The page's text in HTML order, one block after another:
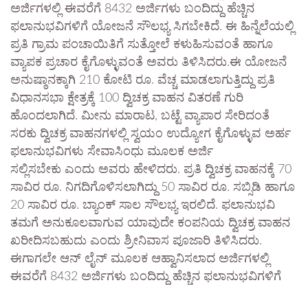
ಅರ್ಜಿಗಳಲ್ಲಿ ಈವರೆಗೆ 8432 ಅರ್ಜಿಗಳು ಬಂದಿದ್ದು ಹೆಚ್ಚಿನ
ಫಲಾನುಭವಿಗಳಿಗೆ ಯೋಜನೆ ಸೌಲಭ್ಯ ಸಿಗಬೇಕಿದೆ. ಈ ಹಿನ್ನೆಲೆಯಲ್ಲಿ
ಪ್ರತಿ ಗ್ರಾಮ ಪಂಚಾಯಿತಿಗೆ ಸುತ್ತೋಲೆ ಕಳುಹಿಸುವಂತೆ ಹಾಗೂ
ವ್ಯಾಪಕ ಪ್ರಚಾರ ಕೈಗೊಳ್ಳುವಂತೆ ಅವರು ತಿಳಿಸಿದರು.ಈ ಯೋಜನೆ
ಅನುಷ್ಠಾನಕ್ಕಾಗಿ 210 ಕೋಟಿ ರೂ. ವೆಚ್ಚ ಮಾಡಲಾಗುತ್ತಿದ್ದು ಪ್ರತಿ
ವಿಧಾನಸಭಾ ಕ್ಷೇತ್ರಕ್ಕೆ 100 ದ್ವಿಚಕ್ರ ವಾಹನ ವಿತರಣೆ ಗುರಿ
ಹೊಂದಲಾಗಿದೆ. ಮೀನು ಮಾರಾಟ, ಬಟ್ಟೆ ವ್ಯಾಪಾರ ಸೇರಿದಂತೆ
ಸರಕು ದ್ವಿಚಕ್ರ ವಾಹನಗಳಲ್ಲಿ ಸ್ವಯಂ ಉದ್ಯೋಗ ಕೈಗೊಳ್ಳುವ ಅರ್ಹ
ಫಲಾನುಭವಿಗಳು ಸೇವಾಸಿಂಧು ಮೂಲಕ ಅರ್ಜಿ
ಸಲ್ಲಿಸಬೇಕು ಎಂದು ಅವರು ಹೇಳಿದರು. ಪ್ರತಿ ದ್ವಿಚಕ್ರ ವಾಹನಕ್ಕೆ 70
ಸಾವಿರ ರೂ. ನಿಗದಿಗೊಳಿಸಲಾಗಿದ್ದು 50 ಸಾವಿರ ರೂ. ಸಬ್ಸಿಡಿ ಹಾಗೂ
20 ಸಾವಿರ ರೂ. ಬ್ಯಾಂಕ್ ಸಾಲ ಸೌಲಭ್ಯ ಇರಲಿದೆ. ಫಲಾನುಭವಿ
ತಮಗೆ ಅನುಕೂಲವಾಗುವ ಯಾವುದೇ ಕಂಪನಿಯ ದ್ವಿಚಕ್ರ ವಾಹನ
ಖರೀದಿಸಬಹುದು ಎಂದು ಶ್ರೀನಿವಾಸ ಪೂಜಾರಿ ತಿಳಿಸಿದರು.
ಈಗಾಗಲೇ ಆನ್ ಲೈನ್ ಮೂಲಕ ಆಹ್ವಾನಿಸಲಾದ ಅರ್ಜಿಗಳಲ್ಲಿ
ಈವರೆಗೆ 8432 ಅರ್ಜಿಗಳು ಬಂದಿದ್ದು ಹೆಚ್ಚಿನ ಫಲಾನುಭವಿಗಳಿಗೆ